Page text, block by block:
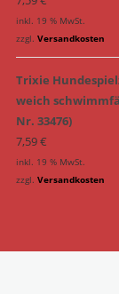
inkl. 19 % MwSt.
zzgl. Versandkosten
Trixie
weich
Nr. 33476)
7,59€
inkl. 19 % MwSt.
zzgl. Versandkosten